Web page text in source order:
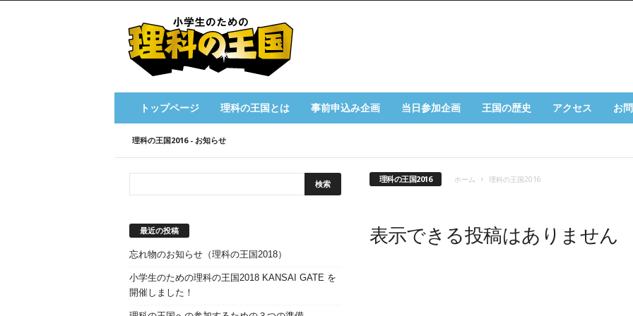
王
トップページ 理科の王国とは 事前申込み企画 当日参加企画 王国の歴史 アクセス お
理科の王国2016 - お知らせ
理科の王国2016 ホーム 理科の王国2016
表示できる投稿はありません
最近の投稿
忘れ物のお知らせ（理科の王国2018）
小学生のための理科の王国2018 KANSAI GATE を
開催しました！